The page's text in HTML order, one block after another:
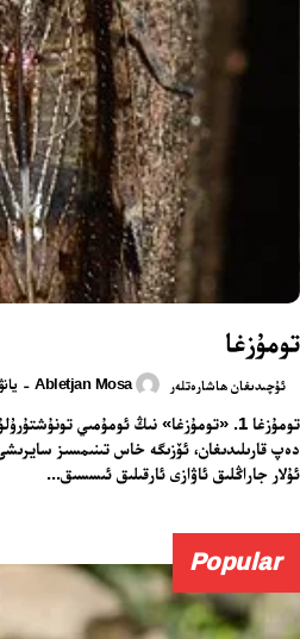
تومۇزغا
ئۇچىدىغان ھاشارەتلەر Abletjan Mosa
- يانۋار
تومۇزغا 1. «تومۇزغا» نىڭ ئومۇمىي
دەپ قارىلىدىغان، ئۆزىگە خاس تىنىمسىز
ئۇلار جاراڭلىق ئاۋازى ئارقىلىق ئىسسىق...
Popular